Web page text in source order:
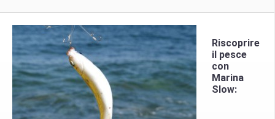
Riscoprire
il pesce
con
Marina
Slow: